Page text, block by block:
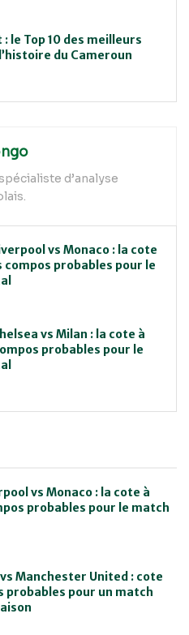
le Top 10 des meilleurs
du Cameroun
d’analyse
vs Monaco : la cote
compos probables pour le
vs Milan : la cote à
probables pour le
vs Monaco : la cote à
probables pour le match
vs Manchester United : cote
probables pour un match